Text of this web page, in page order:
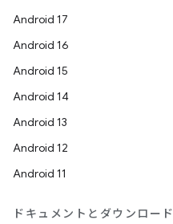
Android 17
Android 16
Android 15
Android 14
Android 13
Android 12
Android 11
ドキュメントとダウンロード